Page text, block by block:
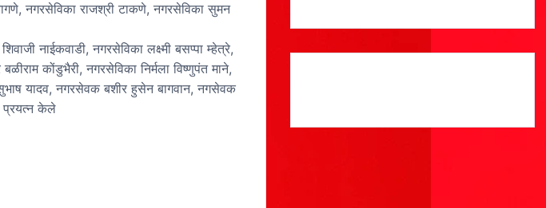
नगरसेविका राजश्री टाकणे, नगरसेविका सुमन
नाईकवाडी, नगरसेविका लक्ष्मी बसप्पा म्हेत्रे,
कोंडुभैरी, नगरसेविका निर्मला विष्णुपंत माने,
यादव, नगरसेवक बशीर हुसेन बागवान, नगसेवक
प्रयत्न केले